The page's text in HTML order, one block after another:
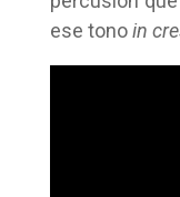
ese tonoin